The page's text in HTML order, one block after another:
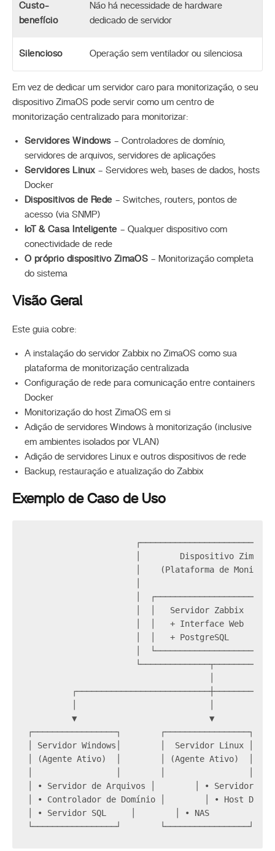
Custo-
benefício
Não há necessidade de hardware
dedicado de servidor
Silencioso Operação sem ventilador ou silenciosa
Em vez de dedicar um servidor caro para monitorização, o seu
dispositivo ZimaOS pode servir como um centro de
monitorização centralizado para monitorizar:
Servidores Windows– Controladores de domínio,
servidores de arquivos, servidores de aplicações
Servidores Linux– Servidores web, bases de dados, hosts
Docker
Dispositivos de Rede – Switches, routers, pontos de
acesso (via SNMP)
IoT & Casa Inteligente – Qualquer dispositivo com
conectividade de rede
O próprio dispositivo ZimaOS – Monitorização completa
do sistema
Visão Geral
Este guia cobre:
A instalação do servidor Zabbix no ZimaOS como sua
plataforma de monitorização centralizada
Configuração de rede para comunicação entre containers
Docker
Monitorização do host ZimaOS em si
Adição de servidores Windows à monitorização (inclusive
em ambientes isolados por VLAN)
Adição de servidores Linux e outros dispositivos de rede
Backup, restauração e atualização do Zabbix
Exemplo de Caso de Uso
│        Dispositivo ZimaOS
│    (Plataforma de
│  ┌───────────────────────┐
│  │   Servidor Zabbix
│  │   + Interface Web
│  │   + PostgreSQL
│  └───────────────────────┘
▼                           ▼
┌─────────────────┐        ┌─────────────────┐
│ Servidor Windows│        │  Servidor Linux │
│ (Agente Ativo)  │        │ (Agente Ativo)  │
│ • Servidor de Arquivos │        │ • Servidor
│ • Controlador de Domínio │        │ • Host
│ • Servidor SQL     │        │ • NAS
└─────────────────┘        └─────────────────┘